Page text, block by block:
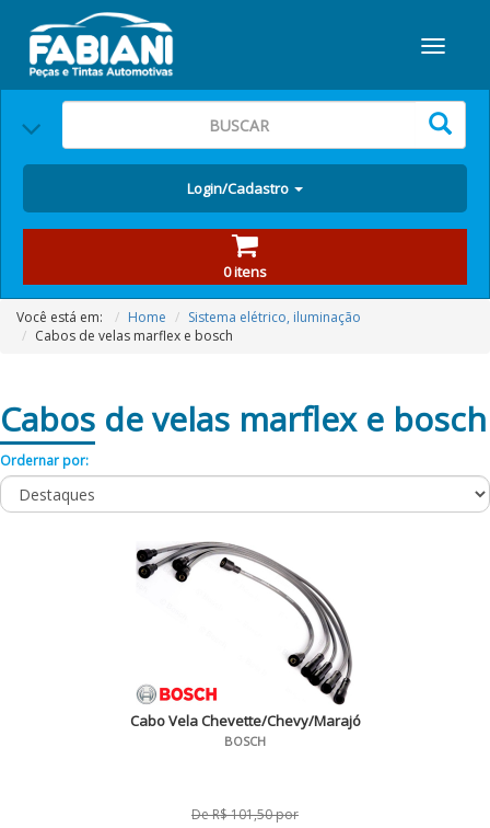
Login/Cadastro
0 itens
Você está em: Home
Sistema elétrico, iluminação
Cabos de velas marflex e bosch
Cabos de velas marflex e bosch
Ordernar por:
Cabo Vela Chevette/Chevy/Marajó
BOSCH
De R$ 101,50 por